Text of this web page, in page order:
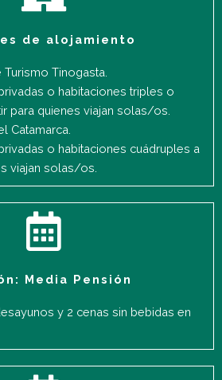
de alojamiento
Tinogasta.
o habitaciones triples o
para quienes viajan solas/os.
Catamarca.
o habitaciones cuádruples a
viajan solas/os.
Media Pensión
y 2 cenas sin bebidas en